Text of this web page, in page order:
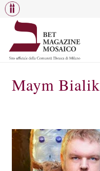
Maym Bialik